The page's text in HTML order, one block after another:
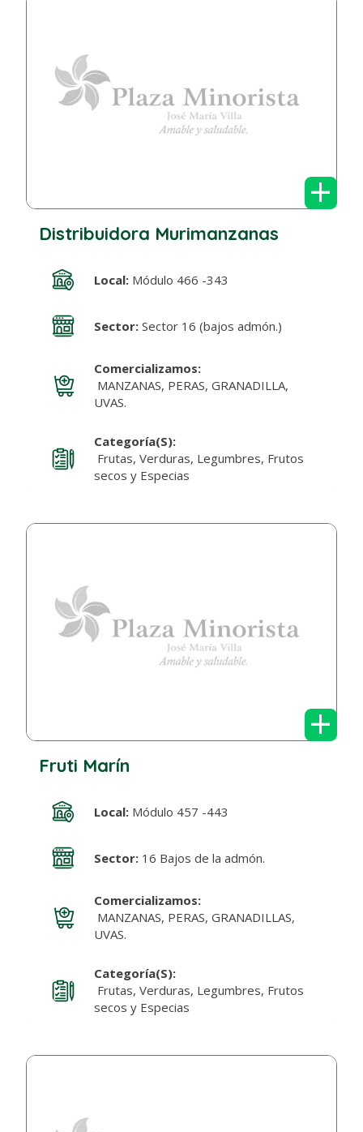
+
Distribuidora Murimanzanas
Local:Módulo 466 -343
Sector:Sector 16 (bajos admón.)
Comercializamos:
MANZANAS, PERAS, GRANADILLA,
UVAS.
Categoría(s):
Frutas, Verduras, Legumbres, Frutos
secos y Especias
+
Fruti Marín
Local:Módulo 457 -443
Sector:16 Bajos de la admón.
Comercializamos:
MANZANAS, PERAS, GRANADILLAS,
UVAS.
Categoría(s):
Frutas, Verduras, Legumbres, Frutos
secos y Especias